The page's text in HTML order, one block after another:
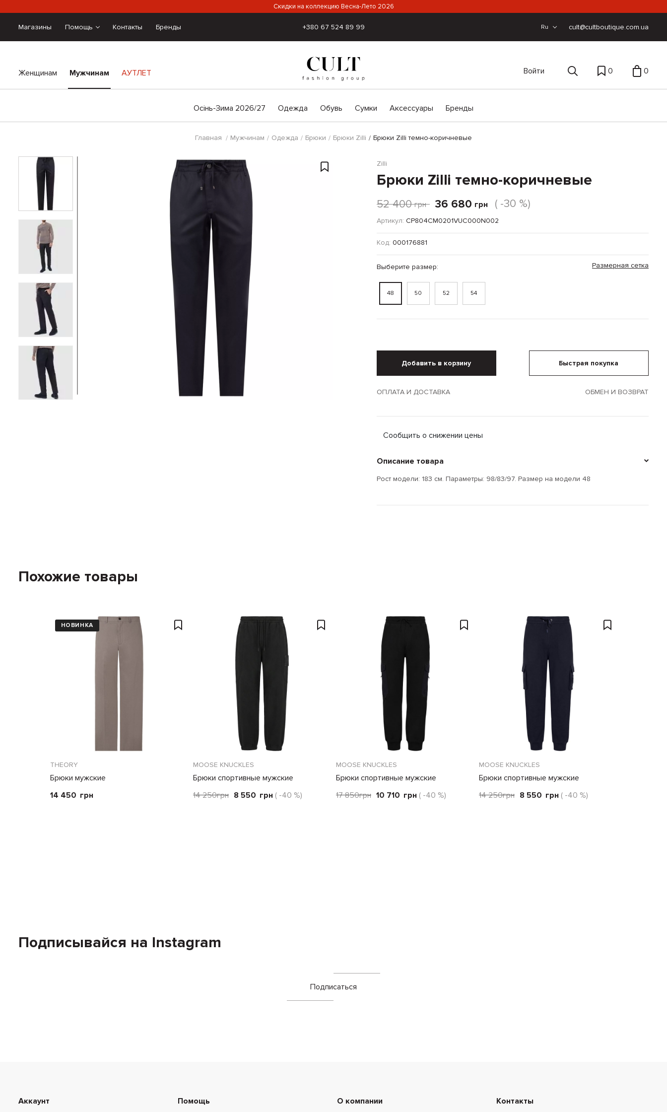
Скидки на коллекцию Весна-Лето 2026
Магазины Помощь Контакты Бренды +380 67 524 89 99 Ru cult@cultboutique.com.ua
Женщинам Мужчинам
Осінь-Зима 2026/27 Одежда Обувь Сумки Аксессуары Бренды
АУТЛЕТ Войти 0 0
Главная Мужчинам Одежда Брюки Брюки Zilli Брюки Zilli темно-коричневые
Zilli
Брюки Zilli темно-коричневые
52 400 грн 36 680 грн ( -30 %)
Артикул: CP804CM0201VUC000N002
Код: 000176881
Выберите размер:
48 50 52 54
Размерная сетка
Добавить в корзину Быстрая покупка
ОПЛАТА И ДОСТАВКА ОБМЕН И ВОЗВРАТ
Сообщить о снижении цены
Описание товара
Рост модели: 183 см. Параметры: 98/83/97. Размер на модели 48
Похожие товары
НОВИНКА
THEORY
Брюки мужские
14 450 грн
MOOSE KNUCKLES
Брюки спортивные мужские
14 250грн 8 550 грн ( -40 %)
MOOSE KNUCKLES
Брюки спортивные мужские
17 850грн 10 710 грн ( -40 %)
MOOSE KNUCKLES
Брюки спортивные мужские
14 250грн 8 550 грн ( -40 %)
Подписывайся на Instagram
Подписаться
Аккаунт Помощь О компании Контакты